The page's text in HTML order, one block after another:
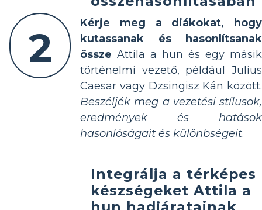
2
Kérje meg a diákokat, hogy
kutassanak és hasonlítsanak
össze Attila a hun és egy másik
történelmi vezető, például Julius
Caesar vagy Dzsingisz Kán között.
Beszéljék meg a vezetési stílusok,
eredmények és hatások
hasonlóságait és különbségeit.
Integrálja a térképes
készségeket Attila a